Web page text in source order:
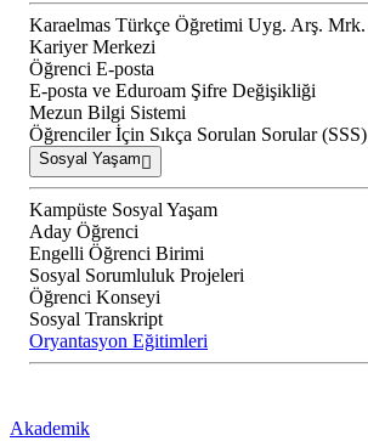
Karaelmas Türkçe Öğretimi Uyg. Arş. Mrk.
Kariyer Merkezi
Öğrenci E-posta
E-posta ve Eduroam Şifre Değişikliği
Mezun Bilgi Sistemi
Öğrenciler İçin Sıkça Sorulan Sorular (SSS)
Sosyal Yaşam
Kampüste Sosyal Yaşam
Aday Öğrenci
Engelli Öğrenci Birimi
Sosyal Sorumluluk Projeleri
Öğrenci Konseyi
Sosyal Transkript
Oryantasyon Eğitimleri
Akademik